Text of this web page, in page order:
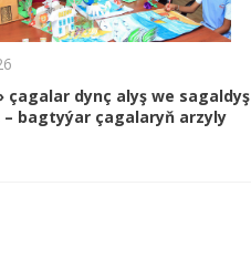
çagalar dynç alyş we sagaldyş
bagtyýar çagalaryň arzyly